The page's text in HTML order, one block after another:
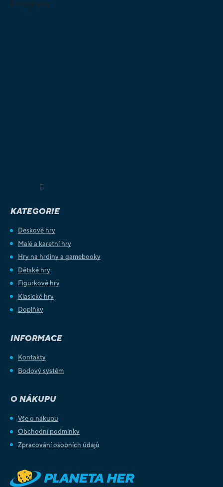
Instagram
KATEGORIE
Deskové hry
Malé a karetní hry
Hry na hrdiny a gamebooky
Dětské hry
Figurkové hry
Klasické hry
Doplňky
INFORMACE
Kontakty
Bodový systém
O NÁKUPU
Vše o nákupu
Obchodní podmínky
Zpracování osobních údajů